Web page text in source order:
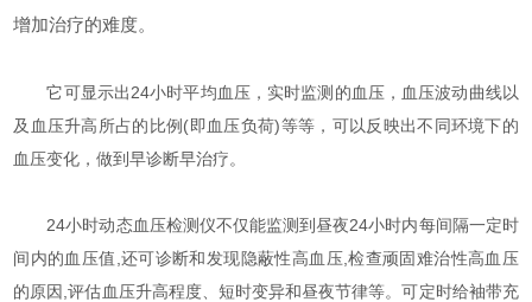
增加治疗的难度。
它可显示出24小时平均血压，实时监测的血压，血压波动曲线以
及血压升高所占的比例(即血压负荷)等等，可以反映出不同环境下的
血压变化，做到早诊断早治疗。
24小时动态血压检测仪不仅能监测到昼夜24小时内每间隔一定时
间内的血压值,还可诊断和发现隐蔽性高血压,检查顽固难治性高血压
的原因,评估血压升高程度、短时变异和昼夜节律等。可定时给袖带充